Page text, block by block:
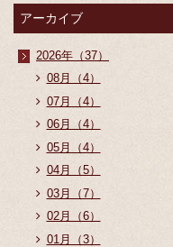
アーカイブ
2026年（37）
08月（4）
07月（4）
06月（4）
05月（4）
04月（5）
03月（7）
02月（6）
01月（3）